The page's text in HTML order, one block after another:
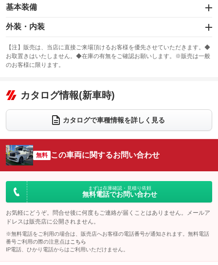
基本装備
エアバッグ：運転席/助手席/サイド
：装備あり
：装備なし
サンルーフ
：装備なし ABS
リフトアップ
：装備なし
ダウンヒルアシストコントロール
パワーウィンドウ
：装備あり ：装備あり
アイドリングストップ
：装備あり
USB入力端子
：装備なし Bluetooth接続
：装備なし ：装備なし
センターデフロック
：装備なし
レンタカーアップ
：装備なし 展示・試乗車
：装備なし
：装備あり
外装・内装
カーナビ：SDナビ
：装備あり
TV
：装備なし
ビジュアル：-／DVD再生
：装備あり
革シート
：装備なし ハーフレザーシート
：装備なし
キーレス
：装備あり ：装備あり
HID(キセノンライト)
：装備なし
バックカメラ
：装備あり ETC
エアロ
：装備なし スマートキー
ローダウン
：装備なし ランフラットタイヤ
：装備なし
パワーシート
：装備なし 3列シート
：装備なし
ベンチシート
：装備あり ：装備あり
【注】販売は、当店に直接ご来場頂けるお客様を優先させていただきます。◆
お取置きはいたしません。◆在庫の有無をご確認お願いします。※販売は一般
のお客様に限ります。
カタログ情報(新車時)
カタログで車種情報を詳しく見る
無料 この車両に関するお問い合わせ
まずは在庫確認・見積り依頼
無料電話でお問い合わせ
お気軽にどうぞ。問合せ後に何度もご連絡が届くことはありません。メールア
ドレスは販売店に公開されません。
※無料電話をご利用の場合は、販売店へお客様の電話番号が通知されます。無料電話
番号ご利用の際の注意点は こちら
IP電話、ひかり電話からはご利用いただけません。